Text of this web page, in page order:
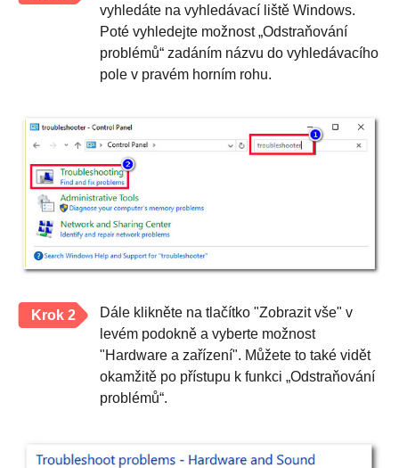
vyhledáte na vyhledávací liště Windows.
Poté vyhledejte možnost „Odstraňování
problémů“ zadáním názvu do vyhledávacího
pole v pravém horním rohu.
Krok 2
Dále klikněte na tlačítko "Zobrazit vše" v
levém podokně a vyberte možnost
"Hardware a zařízení". Můžete to také vidět
okamžitě po přístupu k funkci „Odstraňování
problémů“.